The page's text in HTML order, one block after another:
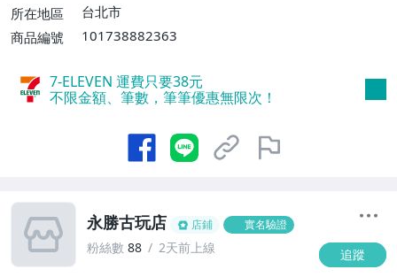
所在地區
台北市
商品編號
101738882363
7-ELEVEN 運費只要38元
不限金額、筆數，筆筆優惠無限次！
永勝古玩店 店鋪 實名驗證
粉絲數 88 2天前上線 追蹤